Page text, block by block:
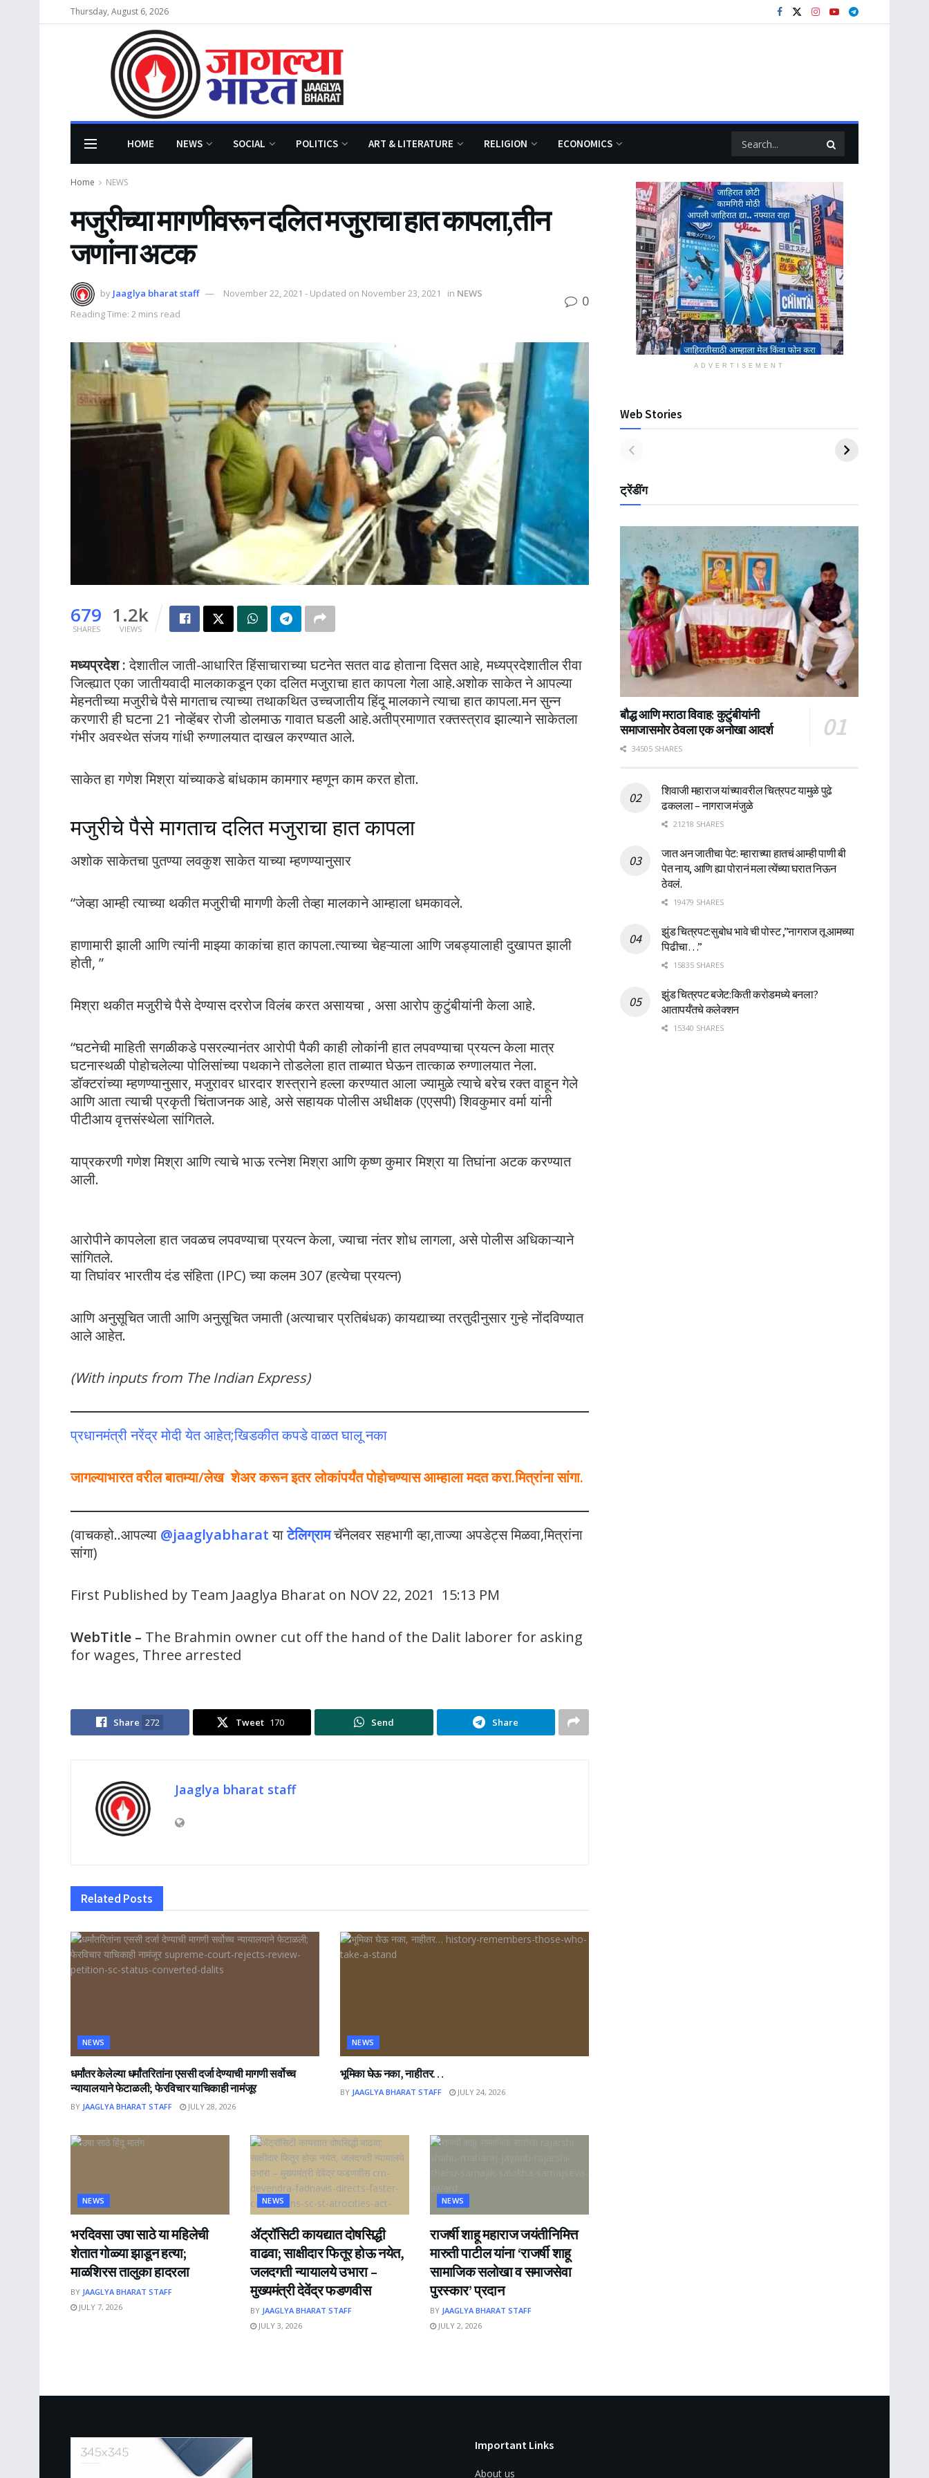
Thursday, August 6, 2026
HOME NEWS SOCIAL POLITICS ART & LITERATURE RELIGION ECONOMICS
Home NEWS
मजुरीच्या मागणीवरून दलित मजुराचा हात कापला,तीन
जणांना अटक
by Jaaglya bharat staff November 22, 2021 - Updated on November 23, 2021 in NEWS
Reading Time: 2 mins read
0
679
SHARES
1.2k
VIEWS
मध्यप्रदेश :देशातील जाती-आधारित हिंसाचाराच्या घटनेत सतत वाढ होताना दिसत आहे, मध्यप्रदेशातील रीवा
जिल्ह्यात एका जातीयवादी मालकाकडून एका दलित मजुराचा हात कापला गेला आहे.अशोक साकेत ने आपल्या
मेहनतीच्या मजुरीचे पैसे मागताच त्याच्या तथाकथित उच्चजातीय हिंदू मालकाने त्याचा हात कापला.मन सुन्न
करणारी ही घटना 21 नोव्हेंबर रोजी डोलमाऊ गावात घडली आहे.अतीप्रमाणात रक्तस्त्राव झाल्याने साकेतला
गंभीर अवस्थेत संजय गांधी रुग्णालयात दाखल करण्यात आले.
साकेत हा गणेश मिश्रा यांच्याकडे बांधकाम कामगार म्हणून काम करत होता.
मजुरीचे पैसे मागताच दलित मजुराचा हात कापला
अशोक साकेतचा पुतण्या लवकुश साकेत याच्या म्हणण्यानुसार
“जेव्हा आम्ही त्याच्या थकीत मजुरीची मागणी केली तेव्हा मालकाने आम्हाला धमकावले.
हाणामारी झाली आणि त्यांनी माझ्या काकांचा हात कापला.त्याच्या चेहऱ्याला आणि जबड्यालाही दुखापत झाली
होती, ”
मिश्रा थकीत मजुरीचे पैसे देण्यास दररोज विलंब करत असायचा , असा आरोप कुटुंबीयांनी केला आहे.
“घटनेची माहिती सगळीकडे पसरल्यानंतर आरोपी पैकी काही लोकांनी हात लपवण्याचा प्रयत्न केला मात्र
घटनास्थळी पोहोचलेल्या पोलिसांच्या पथकाने तोडलेला हात ताब्यात घेऊन तात्काळ रुग्णालयात नेला.
डॉक्टरांच्या म्हणण्यानुसार, मजुरावर धारदार शस्त्राने हल्ला करण्यात आला ज्यामुळे त्याचे बरेच रक्त वाहून गेले
आणि आता त्याची प्रकृती चिंताजनक आहे, असे सहायक पोलीस अधीक्षक (एएसपी) शिवकुमार वर्मा यांनी
पीटीआय वृत्तसंस्थेला सांगितले.
याप्रकरणी गणेश मिश्रा आणि त्याचे भाऊ रत्नेश मिश्रा आणि कृष्ण कुमार मिश्रा या तिघांना अटक करण्यात
आली.
आरोपीने कापलेला हात जवळच लपवण्याचा प्रयत्न केला, ज्याचा नंतर शोध लागला, असे पोलीस अधिकाऱ्याने
सांगितले.
या तिघांवर भारतीय दंड संहिता (IPC) च्या कलम 307 (हत्येचा प्रयत्न)
आणि अनुसूचित जाती आणि अनुसूचित जमाती (अत्याचार प्रतिबंधक) कायद्याच्या तरतुदीनुसार गुन्हे नोंदविण्यात
आले आहेत.
(With inputs from The Indian Express)
प्रधानमंत्री नरेंद्र मोदी येत आहेत;खिडकीत कपडे वाळत घालू नका
जागल्याभारत वरील बातम्या/लेख शेअर करून इतर लोकांपर्यंत पोहोचण्यास आम्हाला मदत करा.मित्रांना सांगा.
(वाचकहो..आपल्या @jaaglyabharat याटेलिग्रामचॅनेलवर सहभागी व्हा,ताज्या अपडेट्स मिळवा,मित्रांना
सांगा)
First Published by Team Jaaglya Bharat on NOV 22, 2021 15:13 PM
WebTitle – The Brahmin owner cut off the hand of the Dalit laborer for asking
for wages, Three arrested
Share 272 Tweet 170 Send Share
Jaaglya bharat staff
Related Posts
NEWS
धर्मांतर केलेल्या धर्मांतरितांना एससी दर्जा देण्याची मागणी सर्वोच्च
न्यायालयाने फेटाळली; फेरविचार याचिकाही नामंजूर
BY JAAGLYA BHARAT STAFF JULY 28, 2026
NEWS
भूमिका घेऊ नका, नाहीतर…
BY JAAGLYA BHARAT STAFF JULY 24, 2026
NEWS
भरदिवसा उषा साठे या महिलेची
शेतात गोळ्या झाडून हत्या;
माळशिरस तालुका हादरला
BY JAAGLYA BHARAT STAFF
JULY 7, 2026
NEWS
ॲट्रॉसिटी कायद्यात दोषसिद्धी
वाढवा; साक्षीदार फितूर होऊ नयेत,
जलदगती न्यायालये उभारा –
मुख्यमंत्री देवेंद्र फडणवीस
BY JAAGLYA BHARAT STAFF
JULY 3, 2026
NEWS
राजर्षी शाहू महाराज जयंतीनिमित्त
मारुती पाटील यांना ‘राजर्षी शाहू
सामाजिक सलोखा व समाजसेवा
पुरस्कार’ प्रदान
BY JAAGLYA BHARAT STAFF
JULY 2, 2026
ADVERTISEMENT
Web Stories
ट्रेंडींग
बौद्ध आणि मराठा विवाह: कुटुंबीयांनी
समाजासमोर ठेवला एक अनोखा आदर्श
34505 SHARES
शिवाजी महाराज यांच्यावरील चित्रपट यामुळे पुढे
ढकलला – नागराज मंजुळे
21218 SHARES
जात अन जातीचा पेट: म्हाराच्या हातचं आम्ही पाणी बी
पेत नाय, आणि ह्या पोरानं मला त्येंच्या घरात निऊन
ठेवलं.
19479 SHARES
झुंड चित्रपट:सुबोध भावे ची पोस्ट ,”नागराज तू आमच्या
पिढीचा…”
15835 SHARES
झुंड चित्रपट बजेट:किती करोडमध्ये बनला?
आतापर्यँतचे कलेक्शन
15340 SHARES
Important Links
About us